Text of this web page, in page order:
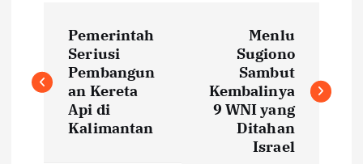
o
s
Pemerintah
Seriusi
Pembangun
an Kereta
Api di
Kalimantan
Menlu
Sugiono
Sambut
Kembalinya
9 WNI yang
Ditahan
Israel